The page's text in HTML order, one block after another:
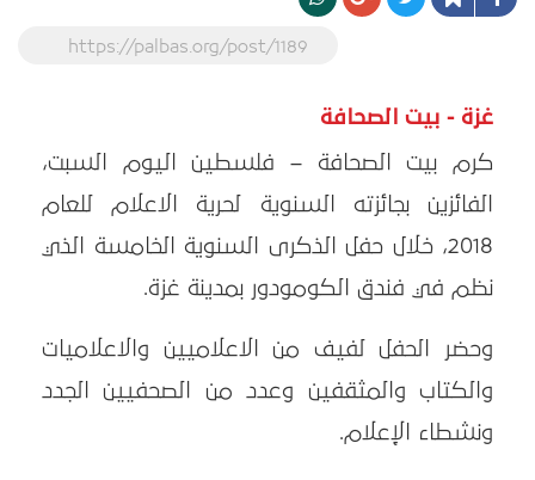
https://palbas.org/post/1189
غزة - بيت الصحافة
كرم بيت الصحافة – فلسطين اليوم السبت،
الفائزين بجائزته السنوية لحرية الاعلام للعام
2018، خلال حفل الذكرى السنوية الخامسة الذي
نظم في فندق الكومودور بمدينة غزة.
وحضر الحفل لفيف من الاعلاميين والاعلاميات
والكتاب والمثقفين وعدد من الصحفيين الجدد
ونشطاء الإعلام.